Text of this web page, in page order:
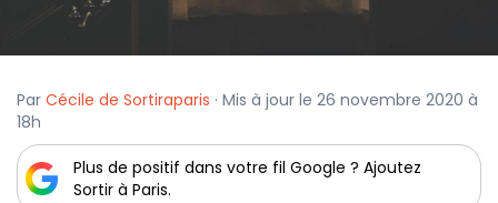
Par Cécile de Sortiraparis · Mis à jour le 26 novembre 2020 à
18h
Plus de positif dans votre fil Google ? Ajoutez
Sortir à Paris.